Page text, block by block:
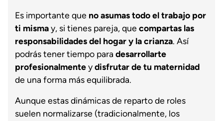
Es importante que no asumas todo el trabajo por
ti mismay, si tienes pareja, que compartas las
responsabilidades del hogar y la crianza. Así
podrás tener tiempo para desarrollarte
profesionalmenteydisfrutar de tu maternidad
de una forma más equilibrada.
Aunque estas dinámicas de reparto de roles
suelen normalizarse (tradicionalmente, los